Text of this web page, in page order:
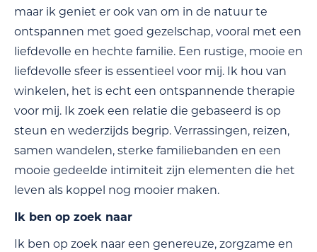
maar ik geniet er ook van om in de natuur te
ontspannen met goed gezelschap, vooral met een
liefdevolle en hechte familie. Een rustige, mooie en
liefdevolle sfeer is essentieel voor mij. Ik hou van
winkelen, het is echt een ontspannende therapie
voor mij. Ik zoek een relatie die gebaseerd is op
steun en wederzijds begrip. Verrassingen, reizen,
samen wandelen, sterke familiebanden en een
mooie gedeelde intimiteit zijn elementen die het
leven als koppel nog mooier maken.
Ik ben op zoek naar
Ik ben op zoek naar een genereuze, zorgzame en